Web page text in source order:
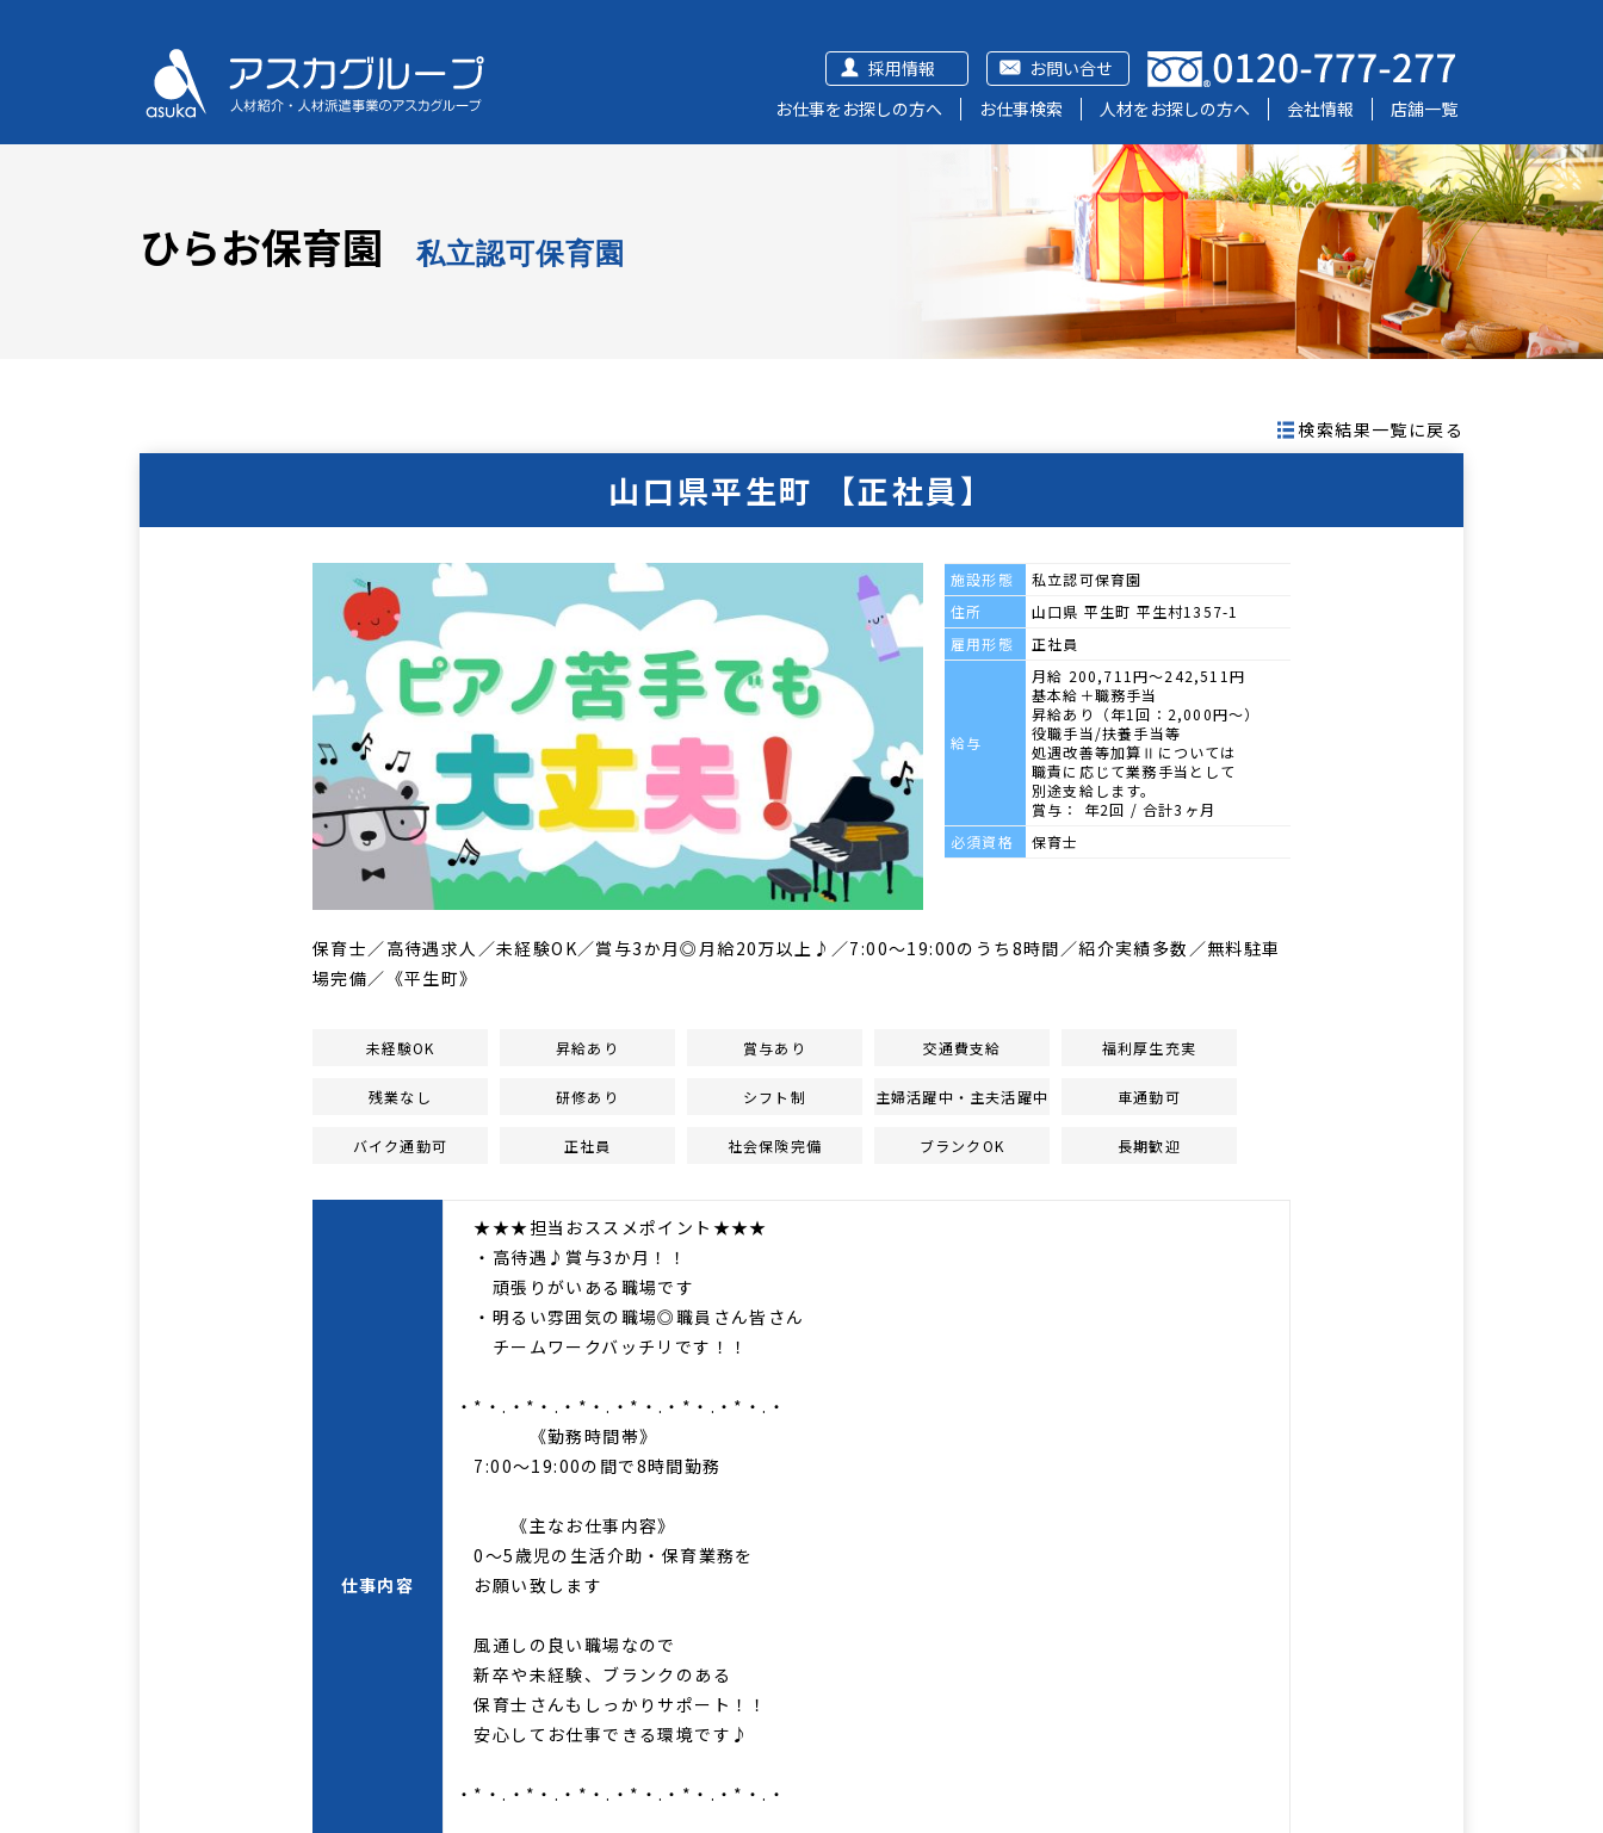
お問い合せ
採用情報
お仕事をお探しの方へ
お仕事検索 人材をお探しの方へ 会社情報 店舗一覧
ひらお保育園 私立認可保育園
検索結果一覧に戻る
山口県平生町 【正社員】
施設形態
私立認可保育園
住所
山口県 平生町 平生村1357-1
雇用形態
正社員
給与
月給 200,711円～242,511円
基本給＋職務手当
昇給あり（年1回：2,000円～）
役職手当/扶養手当等
処遇改善等加算Ⅱについては
職責に応じて業務手当として
別途支給します。
賞与： 年2回 / 合計3ヶ月
必須資格
保育士
保育士／高待遇求人／未経験OK／賞与3か月◎月給20万以上♪／7:00～19:00のうち8時間／紹介実績多数／無料駐車
場完備／《平生町》
未経験OK 昇給あり 賞与あり 交通費支給 福利厚生充実
残業なし 研修あり シフト制 主婦活躍中・主夫活躍中 車通勤可
バイク通勤可 正社員 社会保険完備 ブランクOK 長期歓迎
仕事内容
★★★担当おススメポイント★★★
・高待遇♪賞与3か月！！
頑張りがいある職場です
・明るい雰囲気の職場◎職員さん皆さん
チームワークバッチリです！！
・*・.・*・.・*・.・*・.・*・.・*・.・
《勤務時間帯》
7:00～19:00の間で8時間勤務
《主なお仕事内容》
0～5歳児の生活介助・保育業務を
お願い致します
風通しの良い職場なので
新卒や未経験、ブランクのある
保育士さんもしっかりサポート！！
安心してお仕事できる環境です♪
・*・.・*・.・*・.・*・.・*・.・*・.・